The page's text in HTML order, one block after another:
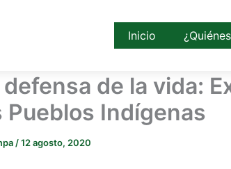
Inicio
defensa de la vida:
Pueblos Indígenas
/12 agosto, 2020